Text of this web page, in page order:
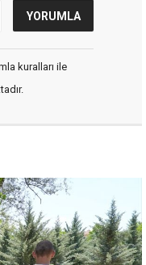
kuralları ile